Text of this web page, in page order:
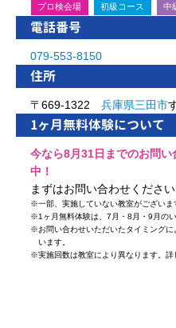
プロ検会場 初級コース 中
電話番号
079-553-8150
住所
〒669-1322 兵庫県三田市
1ヶ月無料体験について
今なら8月31日までのお問
中！
まずはお問い合わせください
※一部、実施していない教室がございま
※1ヶ月無料体験は、7月・8月・9月の
※お問い合わせいただいたタイミング
います。
※実施回数は教室により異なります。詳